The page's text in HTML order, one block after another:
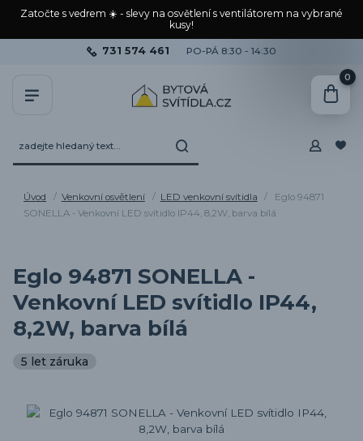
Zatočte s vedrem ☀️ - slevy na osvětlení s ventilátorem na vybrané
kusy!
731 574 461 PO-PÁ 8:30 - 14:30
0
Úvod Venkovní osvětlení LED venkovní svítidla
Eglo 94871
SONELLA - Venkovní LED svítidlo IP44, 8,2W, barva bílá
Eglo 94871 SONELLA -
Venkovní LED svítidlo IP44,
8,2W, barva bílá
5 let záruka